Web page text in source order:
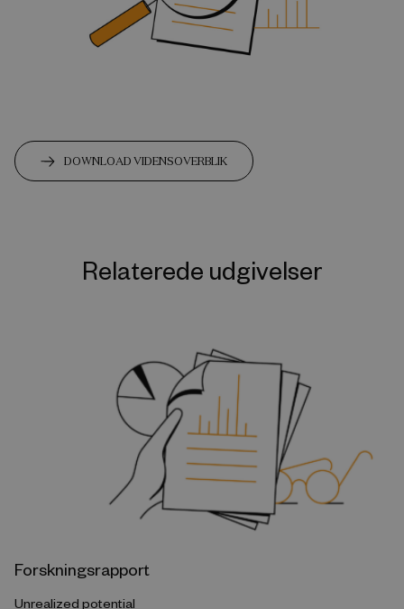
DOWNLOAD VIDENSOVERBLIK
Relaterede udgivelser
Forskningsrapport
Unrealized potential